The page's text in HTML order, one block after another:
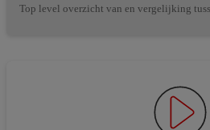
Top level overzicht van en vergelijking